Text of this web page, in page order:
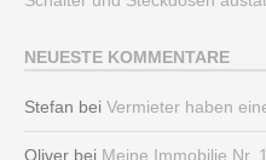
NEUESTE KOMMENTARE
Stefan bei Vermieter haben
Oliver bei Meine Immobilie Nr.